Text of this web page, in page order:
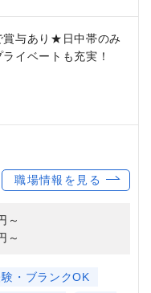
与あり★日中帯のみ
イベートも充実！
職場情報を見る
～
～
・ブランクOK